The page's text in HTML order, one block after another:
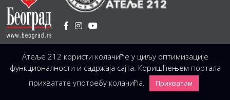
Установа Културе / Светогорска 21, 11103 Београд, Србија
Централа (управа, организација, администрација, рачуноводство, техника)
+381 11 3246 146;
+381 11 3246 147 |office@atelje212.rs
Сва Права Задржана © 2026 Позориште Атеља 212
Атеље 212 користи колачиће у циљу оптимизације
функционалности и садржаја сајта. Коришћењем портала
прихватате употребу колачића.
Прихватам